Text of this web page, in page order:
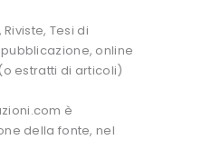
Tesi di
online
estratti di articoli)
è
della fonte, nel